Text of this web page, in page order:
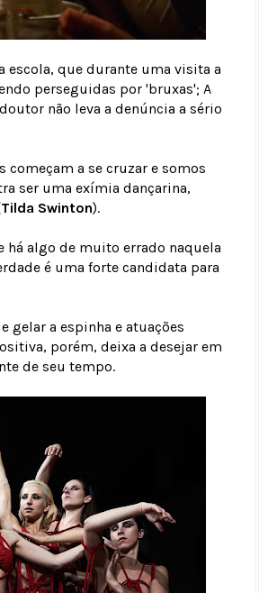
escola, que durante uma visita a
perseguidas por 'bruxas'; A
não leva a denúncia a sério
a se cruzar e somos
ser uma exímia dançarina,
Tilda Swinton).
há algo de muito errado naquela
é uma forte candidata para
gelar a espinha e atuações
porém, deixa a desejar em
de seu tempo.